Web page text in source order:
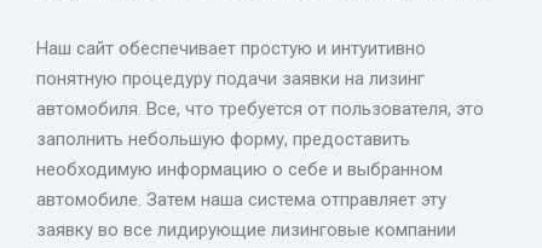
Наш сайт обеспечивает простую и интуитивно
понятную процедуру подачи заявки на лизинг
автомобиля. Все, что требуется от пользователя, это
заполнить небольшую форму, предоставить
необходимую информацию о себе и выбранном
автомобиле. Затем наша система отправляет эту
заявку во все лидирующие лизинговые компании